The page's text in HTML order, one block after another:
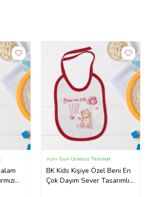
BK Kids Kişiye Özel Beni En
Çok Dayım Sever Tasarımlı
Aynı Gün Ücretsiz Teslimat